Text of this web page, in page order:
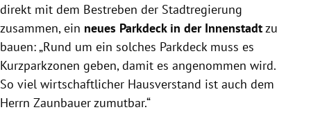
direkt mit dem Bestreben der Stadtregierung
zusammen, ein neues Parkdeck in der Innenstadtzu
bauen: „Rund um ein solches Parkdeck muss es
Kurzparkzonen geben, damit es angenommen wird.
So viel wirtschaftlicher Hausverstand ist auch dem
Herrn Zaunbauer zumutbar.“